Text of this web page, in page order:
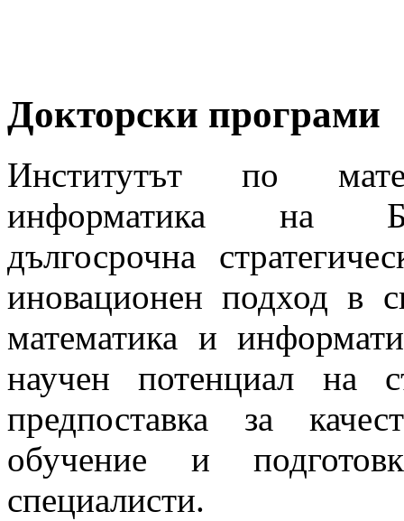
Докторски програми
Институтът по
информатика на
дългосрочна
иновационен подход в
математика и
научен потенциал на
предпоставка за
обучение и
специалисти.